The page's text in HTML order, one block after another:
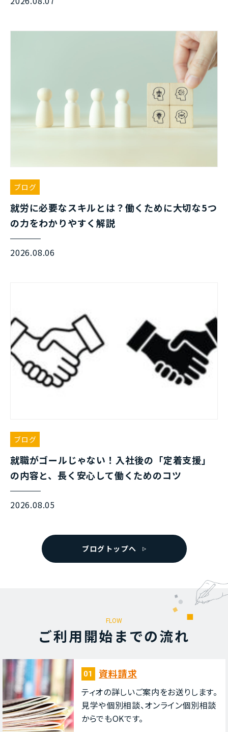
ブログ
就労に必要なスキルとは？働くために大切な5つ
の力をわかりやすく解説
2026.08.06
ブログ
就職がゴールじゃない！入社後の「定着支援」
の内容と、長く安心して働くためのコツ
2026.08.05
ブログトップへ
FLOW
ご利⽤開始までの流れ
01 資料請求
ティオの詳しいご案内をお送りします。
⾒学や個別相談、オンライン個別相談
からでもOKです。